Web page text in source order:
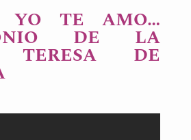
YO TE AMO…
DE LA
TERESA DE